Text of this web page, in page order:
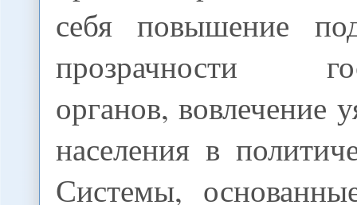
себя повышение
прозрачности
органов, вовлечение
населения в
Системы,